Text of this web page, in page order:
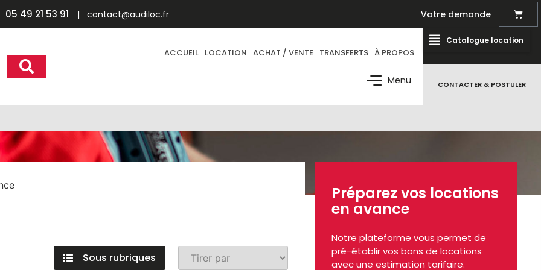
05 49 21 53 91 | contact@audiloc.fr Votre demande
ACCUEIL LOCATION ACHAT / VENTE TRANSFERTS À PROPOS
Menu
Catalogue location
CONTACTER & POSTULER
Sous rubriques
Préparez vos locations
en avance
Notre plateforme vous permet de
pré-établir vos bons de locations
avec une estimation tarifaire.